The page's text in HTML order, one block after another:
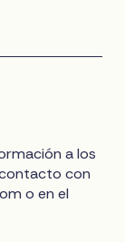
a los
con
o en el